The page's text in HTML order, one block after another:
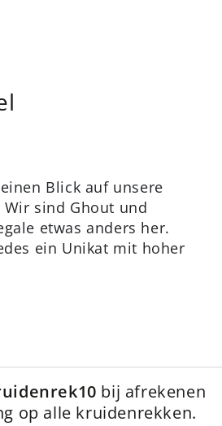
Blick auf unsere
sind Ghout und
etwas anders her.
ein Unikat mit hoher
bij afrekenen
op alle kruidenrekken.